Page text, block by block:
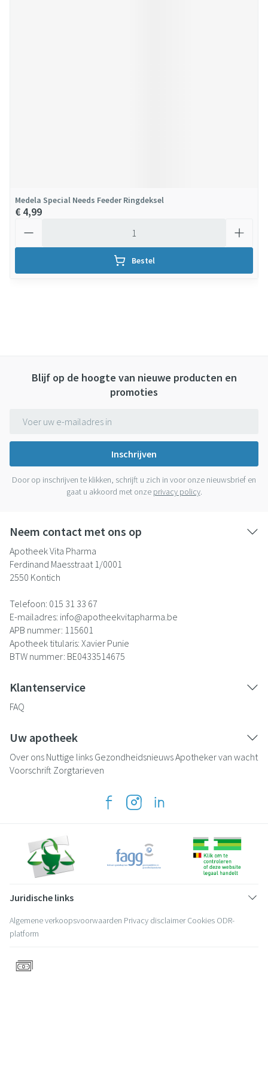
Medela Special Needs Feeder Ringdeksel
€ 4,99
Bestel
Blijf op de hoogte van nieuwe producten en
promoties
Inschrijven
Door op inschrijven te klikken, schrijft u zich in voor onze nieuwsbrief en
gaat u akkoord met onze privacy policy.
Neem contact met ons op
Apotheek Vita Pharma
Ferdinand Maesstraat 1/0001
2550 Kontich
Telefoon: 015 31 33 67
E-mailadres: info@apotheekvitapharma.be
APB nummer: 115601
Apotheek titularis: Xavier Punie
BTW nummer: BE0433514675
Klantenservice
FAQ
Uw apotheek
Over ons Nuttige links GezondheidsnieuwsApotheker van wacht
Voorschrift Zorgtarieven
Juridische links
Algemene verkoopsvoorwaarden Privacy disclaimer Cookies ODR-
platform